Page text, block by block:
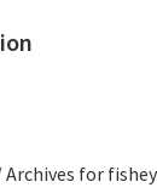
Archives for